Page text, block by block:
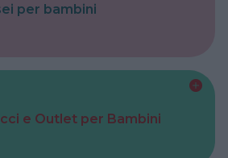
per bambini
e Outlet per Bambini